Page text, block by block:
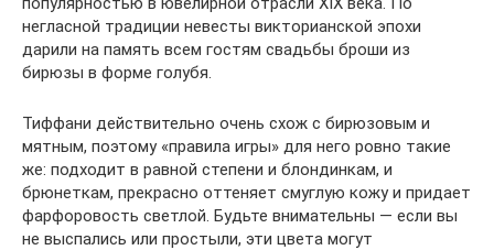
негласной традиции невесты викторианской эпохи
дарили на память всем гостям свадьбы броши из
бирюзы в форме голубя.
Тиффани действительно очень схож с бирюзовым и
мятным, поэтому «правила игры» для него ровно такие
же: подходит в равной степени и блондинкам, и
брюнеткам, прекрасно оттеняет смуглую кожу и придает
фарфоровость светлой. Будьте внимательны — если вы
не выспались или простыли, эти цвета могут